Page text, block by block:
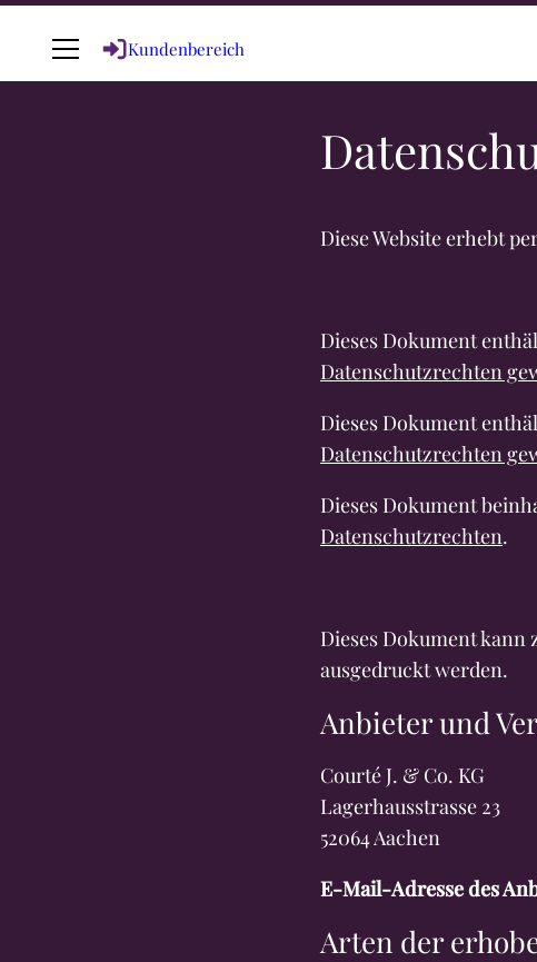
Kundenbereich
Diese Website erhebt
Dieses Dokument
Datenschutzrechten
Dieses Dokument
Datenschutzrechten
Dieses Dokument
Datenschutzrechten.
Dieses Dokument kann
ausgedruckt werden.
Anbieter und
Courté J. & Co. KG
Lagerhausstrasse 23
52064 Aachen
E-Mail-Adresse des
Arten der